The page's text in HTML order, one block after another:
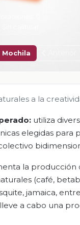
Mochila
a la
utiliza
elegidas para
la producción
(café,
jamaica,
a cabo una